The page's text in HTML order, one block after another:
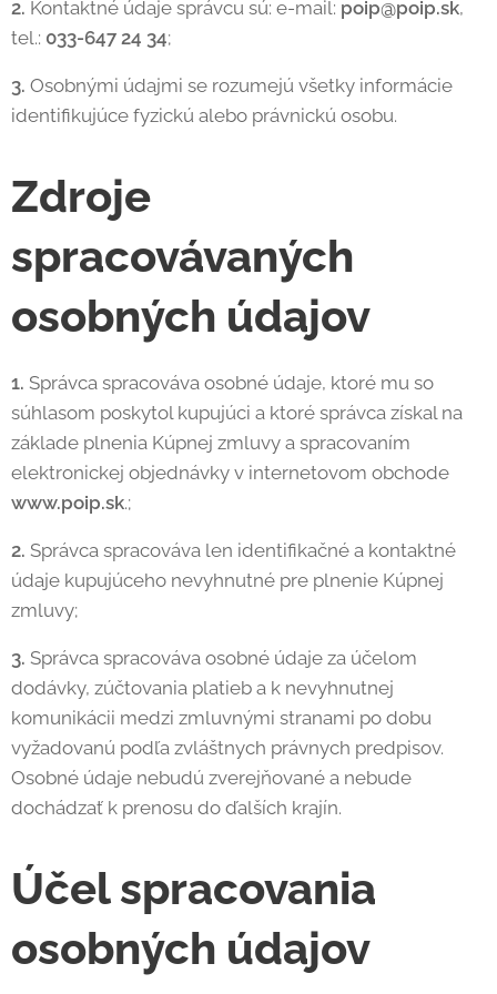
2. Kontaktné údaje správcu sú: e-mail: poip@poip.sk,
tel.: 033-647 24 34;
3. Osobnými údajmi se rozumejú všetky informácie
identifikujúce fyzickú alebo právnickú osobu.
Zdroje
spracovávaných
osobných údajov
1. Správca spracováva osobné údaje, ktoré mu so
súhlasom poskytol kupujúci a ktoré správca získal na
základe plnenia Kúpnej zmluvy a spracovaním
elektronickej objednávky v internetovom obchode
www.poip.sk.;
2. Správca spracováva len identifikačné a kontaktné
údaje kupujúceho nevyhnutné pre plnenie Kúpnej
zmluvy;
3. Správca spracováva osobné údaje za účelom
dodávky, zúčtovania platieb a k nevyhnutnej
komunikácii medzi zmluvnými stranami po dobu
vyžadovanú podľa zvláštnych právnych predpisov.
Osobné údaje nebudú zverejňované a nebude
dochádzať k prenosu do ďalších krajín.
Účel spracovania
osobných údajov